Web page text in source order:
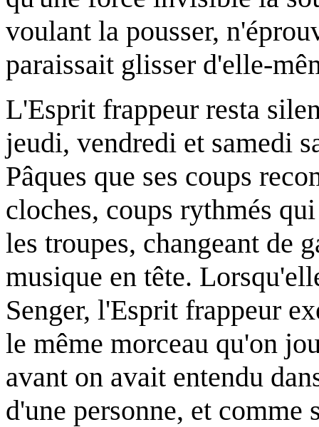
voulant la pousser,
paraissait glisser d'elle-
L'Esprit frappeur resta
jeudi, vendredi et samedi
Pâques que ses coups
cloches, coups rythmés
les troupes, changeant de
musique en tête.
Senger, l'Esprit frappeur
le même morceau qu'on
avant on avait entendu
d'une personne, et comme